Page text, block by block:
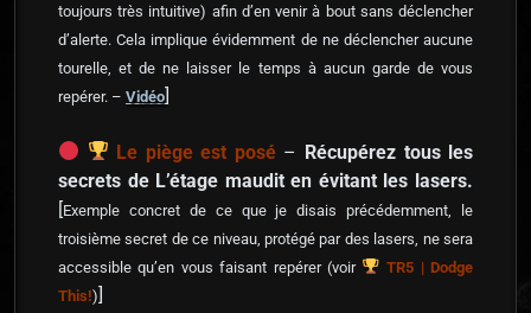
toujours très intuitive) afin d’en venir à bout sans déclencher
d’alerte. Cela implique évidemment de ne déclencher aucune
tourelle, et de ne laisser le temps à aucun garde de vous
repérer. – Vidéo]
Le piège est posé– Récupérez tous les
secrets de L’étage maudit en évitant les lasers.
[Exemple concret de ce que je disais précédemment, le
troisième secret de ce niveau, protégé par des lasers, ne sera
accessible qu’en vous faisant repérer (voir
TR5 | Dodge
This!)]